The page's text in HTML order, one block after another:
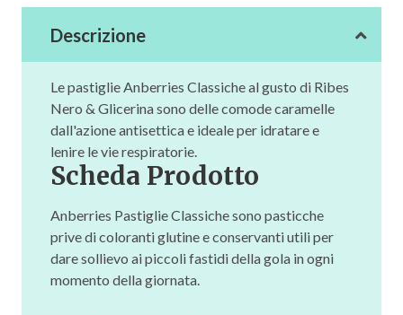
Descrizione
Le pastiglie Anberries Classiche al gusto di Ribes
Nero & Glicerina sono delle comode caramelle
dall'azione antisettica e ideale per idratare e
lenire le vie respiratorie.
Scheda Prodotto
Anberries Pastiglie Classiche sono pasticche
prive di coloranti glutine e conservanti utili per
dare sollievo ai piccoli fastidi della gola in ogni
momento della giornata.